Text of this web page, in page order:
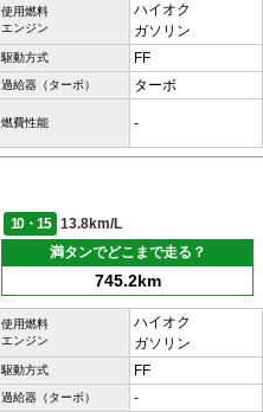
使用燃料
エンジン
ハイオク
ガソリン
駆動方式 FF
過給器（ターボ） ターボ
燃費性能 -
10・15
13.8km/L
満タンでどこまで走る？
745.2km
使用燃料
エンジン
ハイオク
ガソリン
駆動方式 FF
過給器（ターボ） -